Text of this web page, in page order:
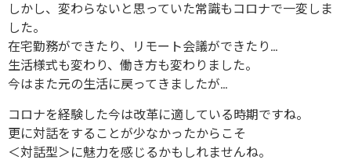
しかし、変わらないと思っていた常識もコロナで一変しま
した。
在宅勤務ができたり、リモート会議ができたり…
生活様式も変わり、働き方も変わりました。
今はまた元の生活に戻ってきましたが…
コロナを経験した今は改革に適している時期ですね。
更に対話をすることが少なかったからこそ
＜対話型＞に魅力を感じるかもしれませんね。